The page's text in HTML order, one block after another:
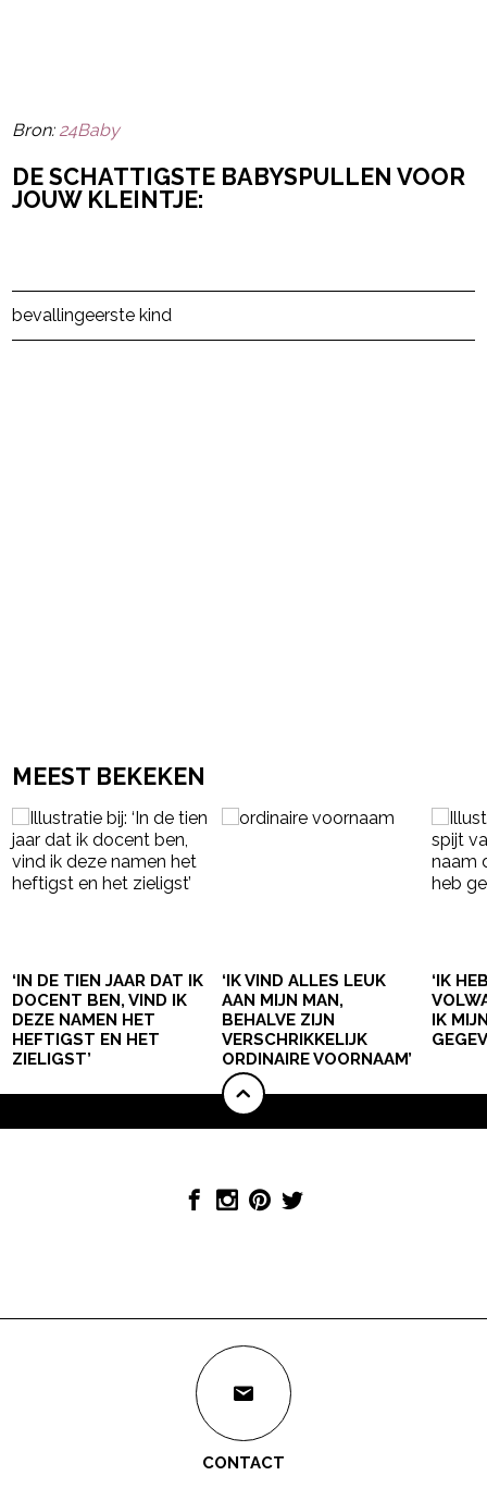
Bron: 24Baby
DE SCHATTIGSTE BABYSPULLEN VOOR
JOUW KLEINTJE:
bevallingeerste kind
MEEST BEKEKEN
‘IN DE TIEN JAAR DAT IK
DOCENT BEN, VIND IK
DEZE NAMEN HET
HEFTIGST EN HET
ZIELIGST’
‘IK VIND ALLES LEUK
AAN MIJN MAN,
BEHALVE ZIJN
VERSCHRIKKELIJK
ORDINAIRE VOORNAAM’
‘IK
IK
CONTACT